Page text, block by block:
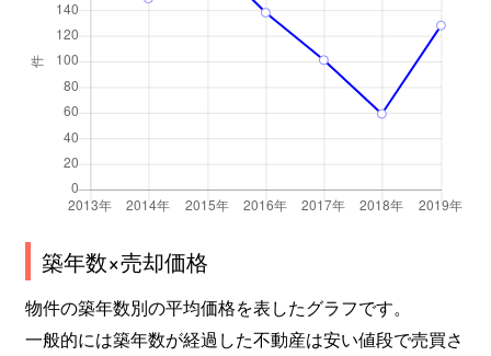
築年数×売却価格
物件の築年数別の平均価格を表したグラフです。
一般的には築年数が経過した不動産は安い値段で売買さ